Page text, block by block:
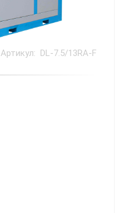
Артикул: DL-7.5/13RA-F